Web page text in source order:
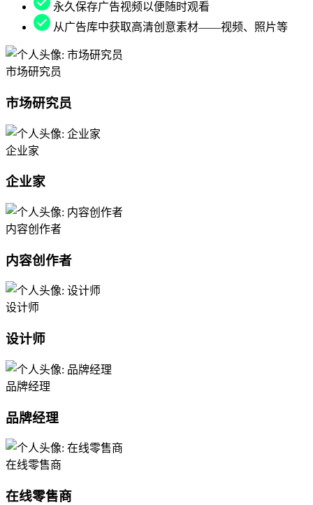
永久保存广告视频以便随时观看
从广告库中获取高清创意素材——视频、照片等
市场研究员
市场研究员
企业家
企业家
内容创作者
内容创作者
设计师
设计师
品牌经理
品牌经理
在线零售商
在线零售商